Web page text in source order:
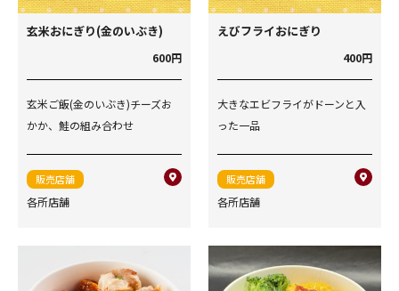
玄米おにぎり(金のいぶき)
600円
玄米ご飯(金のいぶき)チーズお
かか、鮭の組み合わせ
販売店舗
各所店舗
えびフライおにぎり
400円
大きなエビフライがドーンと入
った一品
販売店舗
各所店舗